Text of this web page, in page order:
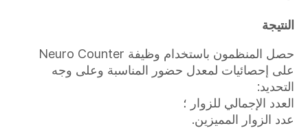
النتيجة
حصل المنظمون باستخدام وظيفة Neuro Counter
على إحصائيات لمعدل حضور المناسبة وعلى وجه
التحديد:
العدد الإجمالي للزوار ؛
عدد الزوار المميزين.